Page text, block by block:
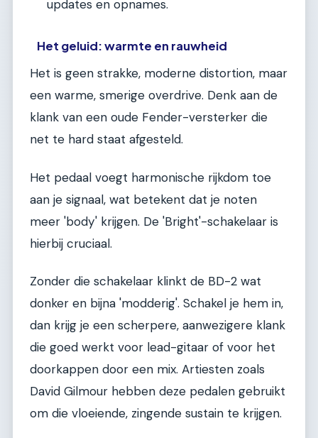
updates en opnames.
Het geluid: warmte en rauwheid
Het is geen strakke, moderne distortion, maar
een warme, smerige overdrive. Denk aan de
klank van een oude Fender-versterker die
net te hard staat afgesteld.
Het pedaal voegt harmonische rijkdom toe
aan je signaal, wat betekent dat je noten
meer 'body' krijgen. De 'Bright'-schakelaar is
hierbij cruciaal.
Zonder die schakelaar klinkt de BD-2 wat
donker en bijna 'modderig'. Schakel je hem in,
dan krijg je een scherpere, aanwezigere klank
die goed werkt voor lead-gitaar of voor het
doorkappen door een mix. Artiesten zoals
David Gilmour hebben deze pedalen gebruikt
om die vloeiende, zingende sustain te krijgen.